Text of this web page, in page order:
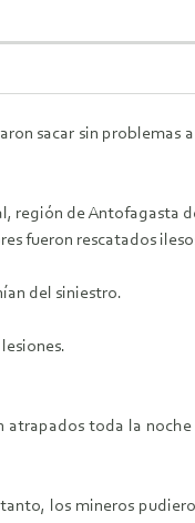
sacar sin problemas
región de Antofagasta
fueron rescatados
del siniestro.
toda la noche
los mineros